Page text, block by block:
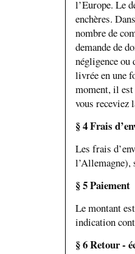
l’Europe. Le
enchères.
nombre de
demande de
négligence ou
livrée en une
moment, il
vous receviez
§ 4 Frais
Les frais
l’Allemagne),
§ 5 Paiement
Le montant
indication
§ 6 Retour -